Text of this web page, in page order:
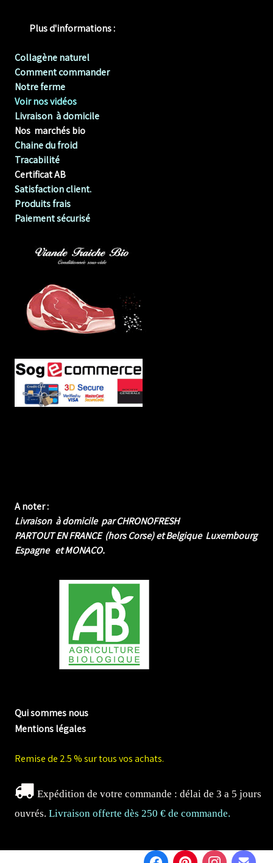
Plus d'informations :
Collagène naturel
Comment commander
Notre ferme
Voir nos vidéos
Livraison à domicile
Nos marchés bio
Chaine du froid
Tracabilité
Certificat AB
Satisfaction client.
Produits frais
Paiement sécurisé
A noter :
Livraison à domicile par CHRONOFRESH
PARTOUT EN FRANCE (hors Corse) et Belgique Luxembourg
Espagne et MONACO.
Qui sommes nous
Mentions légales
Remise de 2.5 % sur tous vos achats.
Expédition de votre commande : délai de 3 a 5 jours
ouvrés. Livraison offerte dès 250 € de commande.